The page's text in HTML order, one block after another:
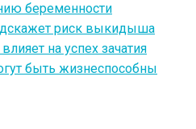
беременности
риск выкидыша
на успех зачатия
быть жизнеспособны